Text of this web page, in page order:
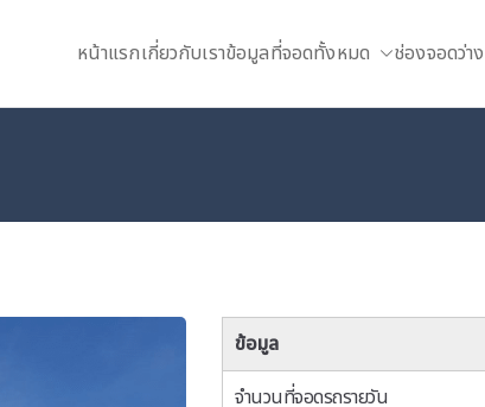
หน้าแรกเกี่ยวกับเราข้อมูลที่จอดทั้งหมด ช่องจอดว่าง
ข้อมูล
จำนวนที่จอดรถรายวัน